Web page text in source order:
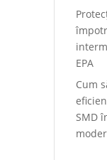
EPA
Cum
SMD